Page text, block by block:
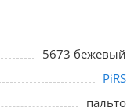
5673 бежевый
PiRS
пальто